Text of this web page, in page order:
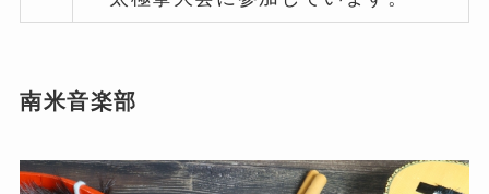
南米音楽部